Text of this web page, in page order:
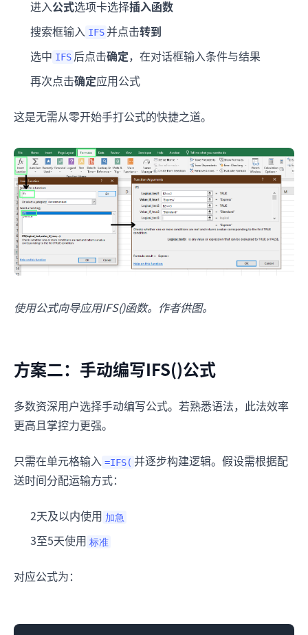
进入公式选项卡选择插入函数
搜索框输入 IFS 并点击转到
选中 IFS 后点击确定，在对话框输入条件与结果
再次点击确定应用公式
这是无需从零开始手打公式的快捷之道。
使用公式向导应用IFS()函数。作者供图。
方案二：手动编写IFS()公式
多数资深用户选择手动编写公式。若熟悉语法，此法效率
更高且掌控力更强。
只需在单元格输入 =IFS( 并逐步构建逻辑。假设需根据配
送时间分配运输方式：
2天及以内使用 加急
3至5天使用 标准
对应公式为：